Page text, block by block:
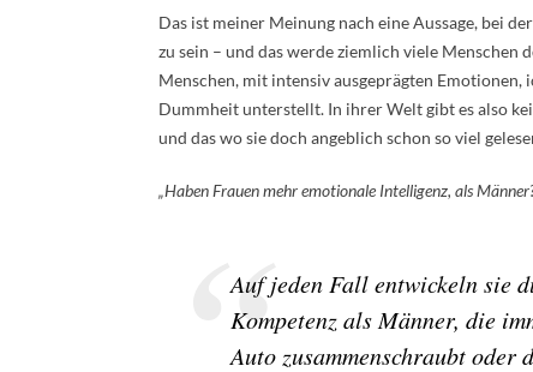
Das ist meiner Meinung nach eine Aussage, bei
zu sein – und das werde ziemlich viele
Menschen, mit intensiv ausgeprägten Emotionen,
Dummheit unterstellt. In ihrer Welt gibt es also
und das wo sie doch angeblich schon so viel
„Haben Frauen mehr emotionale Intelligenz, als
Auf jeden Fall entwickeln sie
Kompetenz als Männer, die
Auto zusammenschraubt